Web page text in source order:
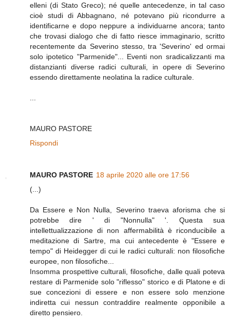
elleni (di Stato Greco); né quelle antecedenze, in tal caso
cioè studi di Abbagnano, né potevano più ricondurre a
identificarne e dopo neppure a individuarne ancora; tanto
che trovasi dialogo che di fatto riesce immaginario, scritto
recentemente da Severino stesso, tra 'Severino' ed ormai
solo ipotetico "Parmenide"... Eventi non sradicalizzanti ma
distanzianti diverse radici culturali, in opere di Severino
essendo direttamente neolatina la radice culturale.
...
MAURO PASTORE
Rispondi
MAURO PASTORE 18 aprile 2020 alle ore 17:56
(...)
Da Essere e Non Nulla, Severino traeva aforisma che si
potrebbe dire ' di "Nonnulla" '. Questa sua
intellettualizzazione di non affermabilità è riconducibile a
meditazione di Sartre, ma cui antecedente è "Essere e
tempo" di Heidegger di cui le radici culturali: non filosofiche
europee, non filosofiche...
Insomma prospettive culturali, filosofiche, dalle quali poteva
restare di Parmenide solo "riflesso" storico e di Platone e di
sue concezioni di essere e non essere solo menzione
indiretta cui nessun contraddire realmente opponibile a
diretto pensiero.